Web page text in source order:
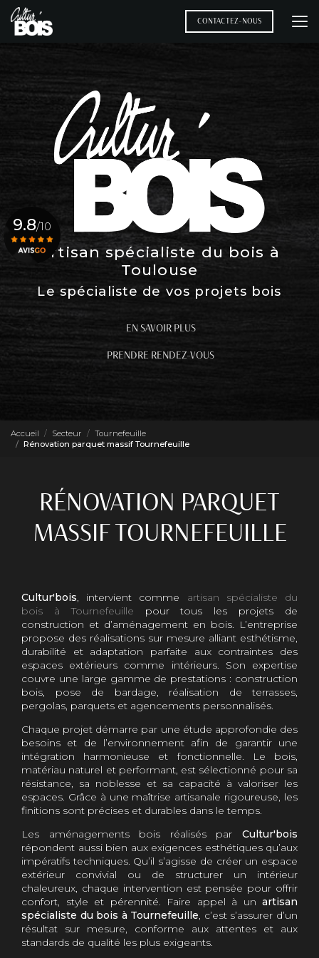
Aller
au
contenu
CONTACTEZ-NOUS
Artisan spécialiste du bois à
Toulouse
Le spécialiste de vos projets bois
EN SAVOIR PLUS
PRENDRE RENDEZ-VOUS
9.8/10
Accueil Secteur
Tournefeuille
Rénovation parquet massif Tournefeuille
RÉNOVATION PARQUET
MASSIF TOURNEFEUILLE
Cultur'bois, intervient comme artisan spécialiste du
bois à Tournefeuille pour tous les projets de
construction et d’aménagement en bois. L’entreprise
propose des réalisations sur mesure alliant esthétisme,
durabilité et adaptation parfaite aux contraintes des
espaces extérieurs comme intérieurs. Son expertise
couvre une large gamme de prestations : construction
bois, pose de bardage, réalisation de terrasses,
pergolas, parquets et agencements personnalisés.
Chaque projet démarre par une étude approfondie des
besoins et de l’environnement afin de garantir une
intégration harmonieuse et fonctionnelle. Le bois,
matériau naturel et performant, est sélectionné pour sa
résistance, sa noblesse et sa capacité à valoriser les
espaces. Grâce à une maîtrise artisanale rigoureuse, les
finitions sont précises et durables dans le temps.
Les aménagements bois réalisés par Cultur'bois
répondent aussi bien aux exigences esthétiques qu’aux
impératifs techniques. Qu’il s’agisse de créer un espace
extérieur convivial ou de structurer un intérieur
chaleureux, chaque intervention est pensée pour offrir
confort, style et pérennité. Faire appel à un artisan
spécialiste du bois à Tournefeuille, c’est s’assurer d’un
résultat sur mesure, conforme aux attentes et aux
standards de qualité les plus exigeants.